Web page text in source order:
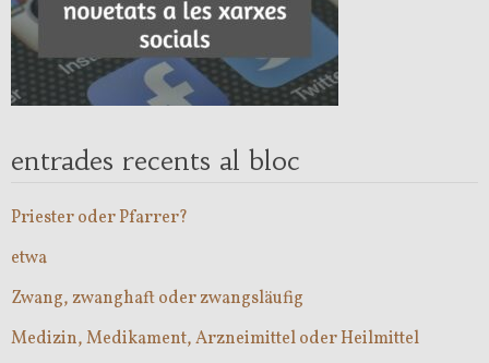
entrades recents al bloc
Priester oder Pfarrer?
etwa
Zwang, zwanghaft oder zwangsläufig
Medizin, Medikament, Arzneimittel oder Heilmittel